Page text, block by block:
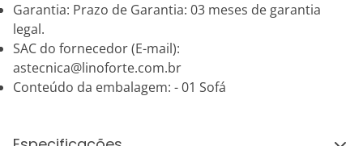
Garantia: Prazo de Garantia: 03 meses de garantia
legal.
SAC do fornecedor (E-mail):
astecnica@linoforte.com.br
Conteúdo da embalagem: - 01 Sofá